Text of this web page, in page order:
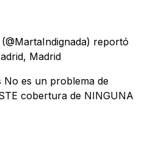
(@MartaIndignada) reportó
Madrid
No es un problema de
cobertura de NINGUNA